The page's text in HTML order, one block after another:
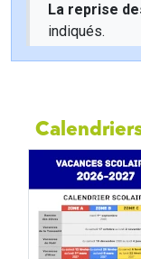
La reprise
indiqués.